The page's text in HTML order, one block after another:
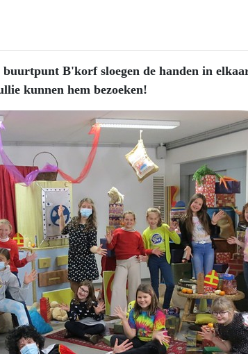
B'korf sloegen de handen in
kunnen hem bezoeken!